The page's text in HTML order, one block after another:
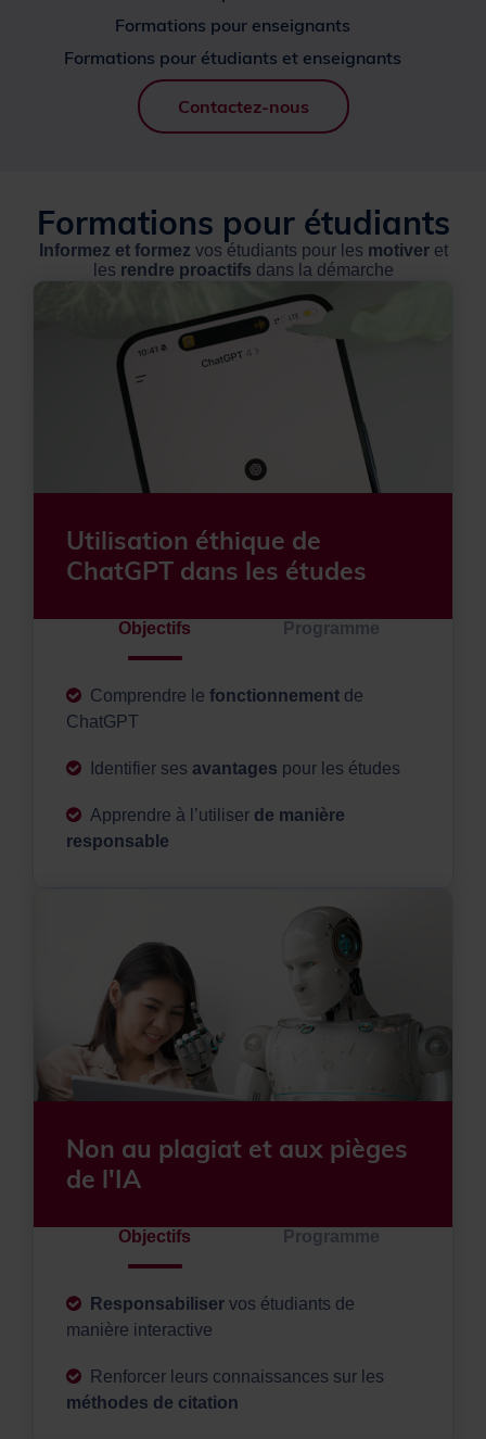
Formations pour enseignants
Formations pour étudiants et enseignants
Contactez-nous
Formations pour étudiants
Informez et formez vos étudiants pour les motiveret
les rendre proactifs dans la démarche
Utilisation éthique de
ChatGPT dans les études
Objectifs Programme
Comprendre le fonctionnement de
ChatGPT
Identifier ses avantages pour les études
Apprendre à l’utiliser de manière
responsable
Non au plagiat et aux pièges
de l'IA
Objectifs Programme
Responsabiliser vos étudiants de
manière interactive
Renforcer leurs connaissances sur les
méthodes de citation